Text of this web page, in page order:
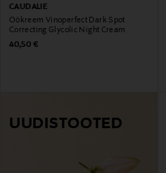
CAUDALIE
Öökreem Vinoperfect Dark Spot
Correcting Glycolic Night Cream
Original Price
40,50 €
UUDISTOOTED